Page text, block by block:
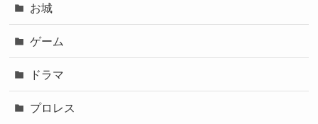
お城
ゲーム
ドラマ
プロレス